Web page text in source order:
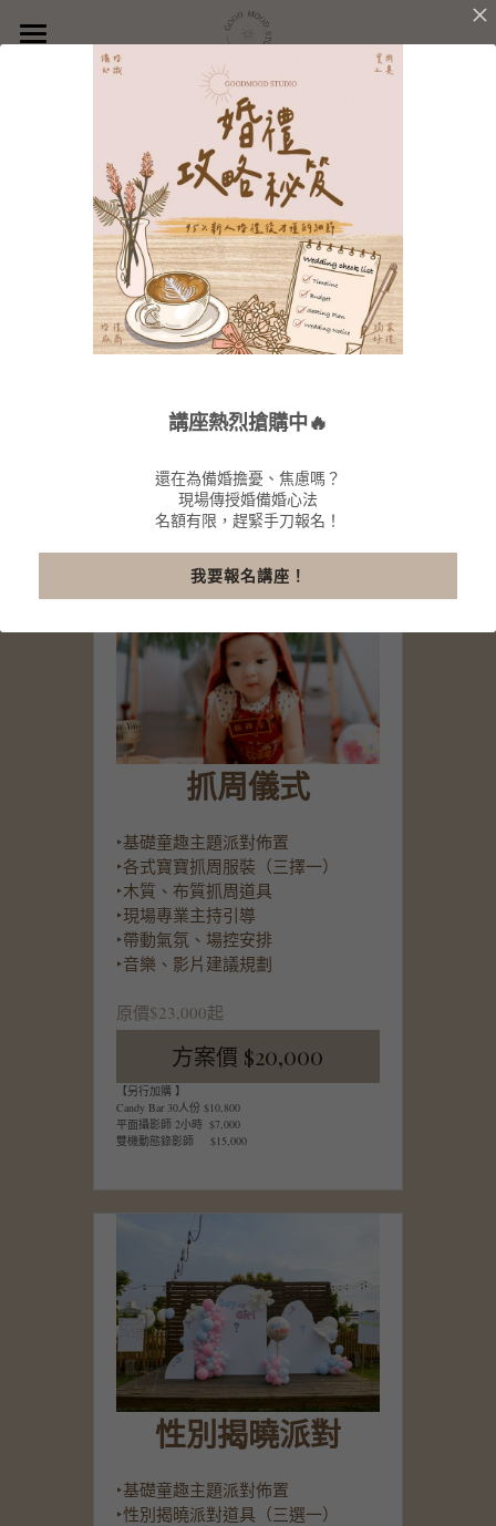
品牌理念
婚禮團隊
婚禮服務
服務內容
價格方案
精選作品
派對企劃
服務內容
價格方案
沐光學苑
聯絡我們
About Price
Enjoy our amazing services !
派對企劃
抓周儀式
‣基礎童趣主題派對佈置
‣各式寶寶抓周服裝（三擇一）
‣木質、布質抓周道具
‣現場專業主持引導
‣帶動氣氛、場控安排
‣音樂、影片建議規劃
原價$23,000起
方案價 $20,000
【另行加購 】
Candy Bar 30人份 $10,800
平面攝影師 2小時  $7,000
雙機動態錄影師     $15,000
性別揭曉派對
‣基礎童趣主題派對佈置
‣性別揭曉派對道具（三選一）
講座熱烈搶購中🔥
還在為備婚擔憂、焦慮嗎？
現場傳授婚備婚心法
名額有限，趕緊手刀報名！
我要報名講座！